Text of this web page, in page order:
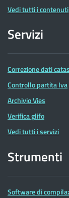
Vedi tutti i contenuti
Servizi
Correzione dati
Controllo partita Iva
Archivio Vies
Verifica glifo
Vedi tutti i servizi
Strumenti
Software di